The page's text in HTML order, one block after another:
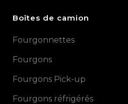
Boîtes de camion
Fourgonnettes
Fourgons
Fourgons Pick-up
Fourgons réfrigérés